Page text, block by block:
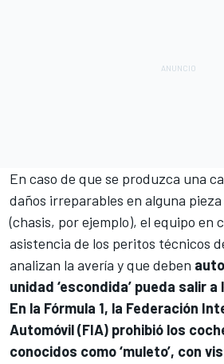
En caso de que se produzca una
daños irreparables en alguna
(chasis, por ejemplo), el equipo en
asistencia de los peritos técnicos
analizan la avería y que deben
unidad ‘escondida’ pueda salir a
En la Fórmula 1, la Federación
Automóvil (FIA) prohibió los
conocidos como ‘muleto’, con